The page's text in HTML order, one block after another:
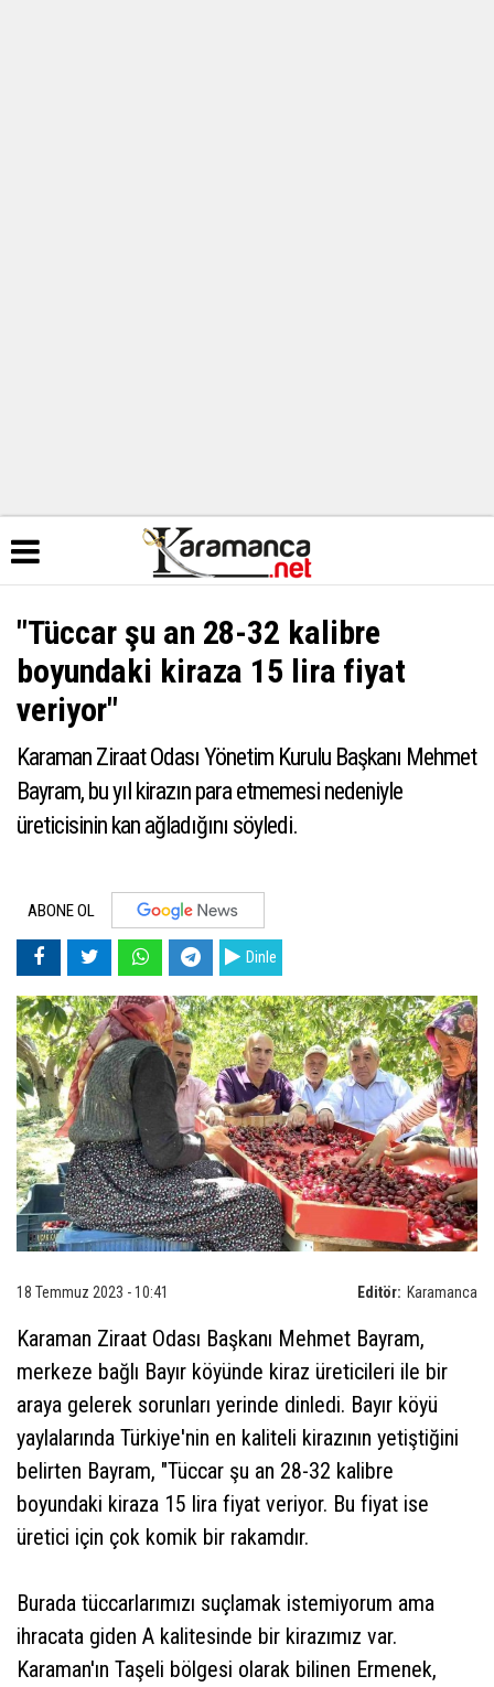
"Tüccar şu an 28-32 kalibre
boyundaki kiraza 15 lira fiyat
veriyor"
Karaman Ziraat Odası Yönetim Kurulu Başkanı Mehmet
Bayram, bu yıl kirazın para etmemesi nedeniyle
üreticisinin kan ağladığını söyledi.
ABONE OL
Dinle
Editör: Karamanca
18 Temmuz 2023 - 10:41
Karaman Ziraat Odası Başkanı Mehmet Bayram,
merkeze bağlı Bayır köyünde kiraz üreticileri ile bir
araya gelerek sorunları yerinde dinledi. Bayır köyü
yaylalarında Türkiye'nin en kaliteli kirazının yetiştiğini
belirten Bayram, "Tüccar şu an 28-32 kalibre
boyundaki kiraza 15 lira fiyat veriyor. Bu fiyat ise
üretici için çok komik bir rakamdır.
Burada tüccarlarımızı suçlamak istemiyorum ama
ihracata giden A kalitesinde bir kirazımız var.
Karaman'ın Taşeli bölgesi olarak bilinen Ermenek,